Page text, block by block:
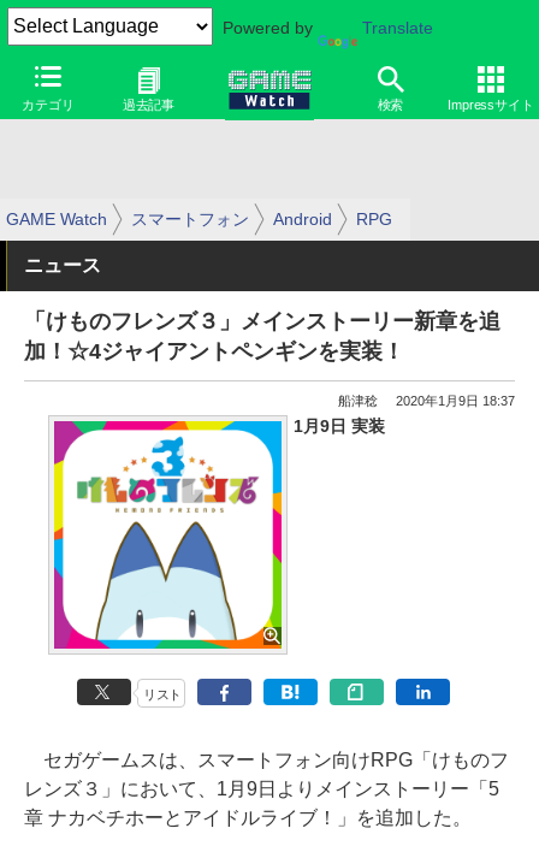
Powered by Translate
カテゴリ 過去記事 検索 Impressサイト
GAME Watch スマートフォン Android RPG
ニュース
「けものフレンズ３」メインストーリー新章を追
加！☆4ジャイアントペンギンを実装！
船津稔 2020年1月9日 18:37
1月9日 実装
リスト
セガゲームスは、スマートフォン向けRPG「けものフ
レンズ３」において、1月9日よりメインストーリー「5
章 ナカベチホーとアイドルライブ！」を追加した。